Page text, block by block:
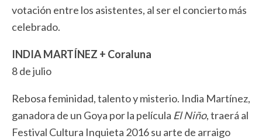
votación entre los asistentes, al ser el concierto más
celebrado.
INDIA MARTÍNEZ + Coraluna
8 de julio
Rebosa feminidad, talento y misterio. India Martínez,
ganadora de un Goya por la película El Niño, traerá al
Festival Cultura Inquieta 2016 su arte de arraigo